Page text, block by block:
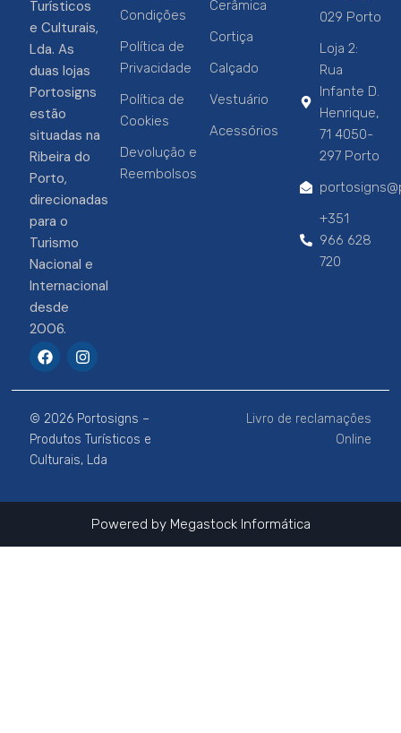
Turísticos
e Culturais,
Lda. As
duas lojas
Portosigns
estão
situadas na
Ribeira do
Porto,
direcionadas
para o
Turismo
Nacional e
Internacional
desde
2006.
F
a
e
b
o
o
k
I
n
t
a
g
r
a
m
Condições
Política de
Privacidade
Política de
Cookies
Devolução e
Reembolsos
Cerâmica
Cortiça
Calçado
Vestuário
Acessórios
029 Porto
Loja 2:
Rua
Infante D.
Henrique,
71 4050-
297 Porto
+351
966 628
720
© 2026 Portosigns –
Produtos Turísticos e
Culturais, Lda
Livro de reclamações
Online
Powered by Megastock Informática